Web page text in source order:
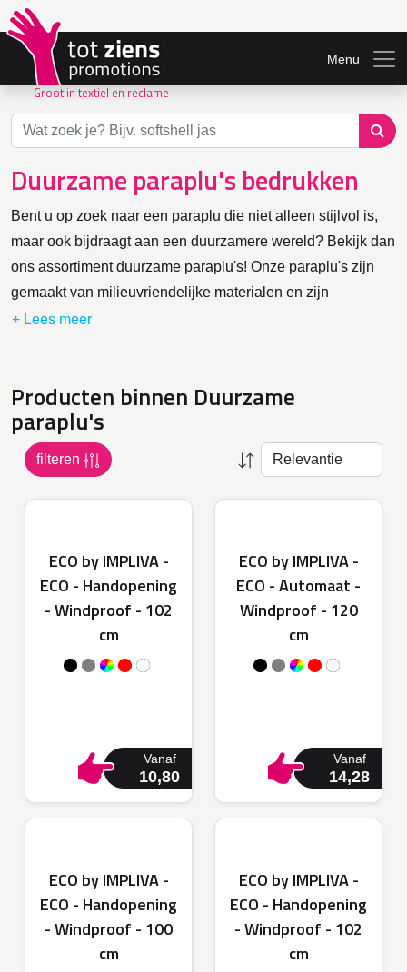
Groot in textiel en reclame
Menu
Duurzame paraplu's bedrukken
Bent u op zoek naar een paraplu die niet alleen stijlvol is,
maar ook bijdraagt aan een duurzamere wereld? Bekijk dan
ons assortiment duurzame paraplu's! Onze paraplu's zijn
gemaakt van milieuvriendelijke materialen en zijn
ontworpen om lang mee te gaan. Daarnaast zijn de
mogelijkheid om eigen logo of tekst op de parpaplu te laten
bedrukken. Investeer in een duurzame paraplu en draag bij
aan een beter milieu!
Producten binnen Duurzame
paraplu's
filteren
ECO by IMPLIVA -
ECO - Handopening
- Windproof - 102
cm
Vanaf
10,80
ECO by IMPLIVA -
ECO - Automaat -
Windproof - 120
cm
Vanaf
14,28
ECO by IMPLIVA -
ECO - Handopening
- Windproof - 100
cm
ECO by IMPLIVA -
ECO - Handopening
- Windproof - 102
cm